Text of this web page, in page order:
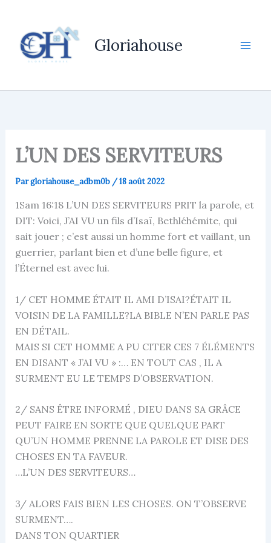
contenu
Gloriahouse
L’UN DES SERVITEURS
Pargloriahouse_adbm0b /18 août 2022
1Sam 16:18 L’UN DES SERVITEURS PRIT la parole, et
DIT: Voici, J’AI VU un fils d’Isaï, Bethléhémite, qui
sait jouer ; c’est aussi un homme fort et vaillant, un
guerrier, parlant bien et d’une belle figure, et
l’Éternel est avec lui.
1/ CET HOMME ÉTAIT IL AMI D’ISAI?ÉTAIT IL
VOISIN DE LA FAMILLE?LA BIBLE N’EN PARLE PAS
EN DÉTAIL.
MAIS SI CET HOMME A PU CITER CES 7 ÉLÉMENTS
EN DISANT « J’AI VU » :… EN TOUT CAS , IL A
SURMENT EU LE TEMPS D’OBSERVATION.
2/ SANS ÊTRE INFORMÉ , DIEU DANS SA GRÂCE
PEUT FAIRE EN SORTE QUE QUELQUE PART
QU’UN HOMME PRENNE LA PAROLE ET DISE DES
CHOSES EN TA FAVEUR.
…L’UN DES SERVITEURS…
3/ ALORS FAIS BIEN LES CHOSES. ON T’OBSERVE
SURMENT….
DANS TON QUARTIER